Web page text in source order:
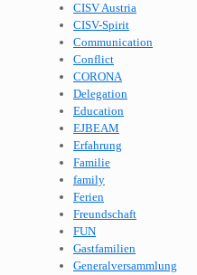
CISV Austria
CISV-Spirit
Communication
Conflict
CORONA
Delegation
Education
EJBEAM
Erfahrung
Familie
family
Ferien
Freundschaft
FUN
Gastfamilien
Generalversammlung